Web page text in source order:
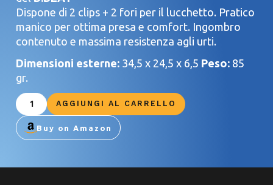
Dispone di 2 clips + 2 fori per il lucchetto. Pratico
manico per ottima presa e comfort. Ingombro
contenuto e massima resistenza agli urti.
Dimensioni esterne: 34,5 x 24,5 x 6,5 Peso: 85
gr.
AGGIUNGI AL CARRELLO
Buy on Amazon